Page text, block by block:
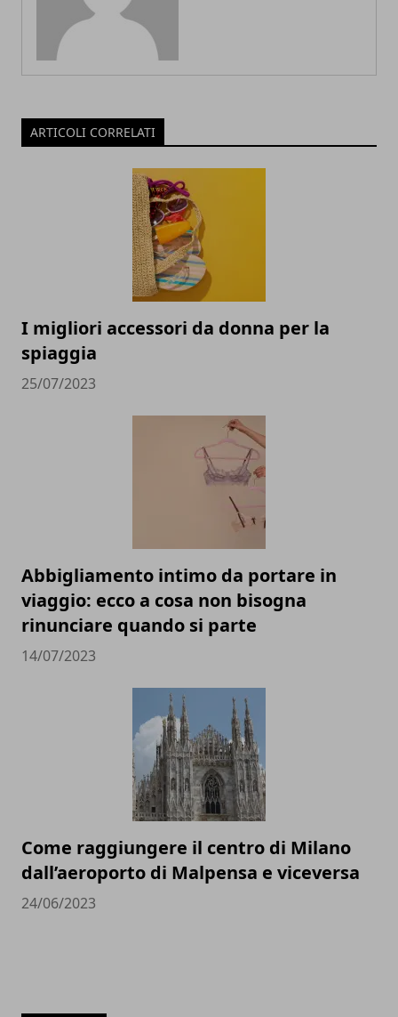
ARTICOLI CORRELATI
I migliori accessori da donna per la
spiaggia
25/07/2023
Abbigliamento intimo da portare in
viaggio: ecco a cosa non bisogna
rinunciare quando si parte
14/07/2023
Come raggiungere il centro di Milano
dall’aeroporto di Malpensa e viceversa
24/06/2023